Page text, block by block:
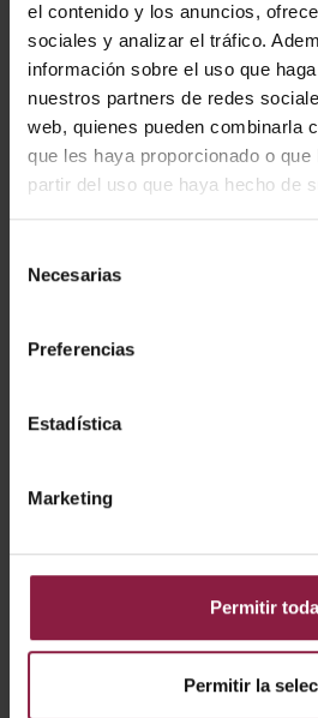
el contenido y los anuncios,
sociales y analizar el tráfico.
información sobre el uso que
nuestros partners de redes
web, quienes pueden combinarla
que les haya proporcionado o que
partir del uso que haya hecho de
Necesarias
Preferencias
Estadística
Marketing
Permitir
Permitir la
No se han encontrado resultados for *
PRODUCTOS